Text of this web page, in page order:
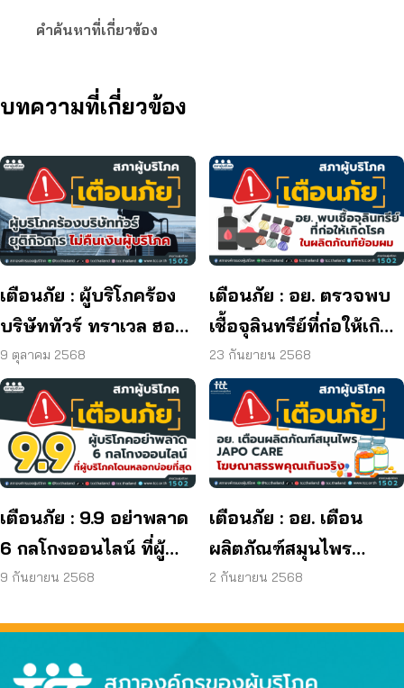
คำค้นหาที่เกี่ยวข้อง
บทความที่เกี่ยวข้อง
เตือนภัย : ผู้บริโภคร้อง
บริษัททัวร์ ทราเวล ฮอลิ
เดย์ ยุติกิจการ ไม่คืนเงิน
ผู้บริโภค
9 ตุลาคม 2568
เตือนภัย : อย. ตรวจพบ
เชื้อจุลินทรีย์ที่ก่อให้เกิด
โรค และพบแบคทีเรีย
ยีสต์ และรา เกิน
มาตรฐานกำหนด ใน
ผลิตภัณฑ์ย้อมผม
23 กันยายน 2568
เตือนภัย : 9.9 อย่าพลาด
6 กลโกงออนไลน์ ที่ผู้
บริโภคโดนหลอกบ่อย
9 กันยายน 2568
เตือนภัย : อย. เตือน
ผลิตภัณฑ์สมุนไพร
JAPO CARE โฆษณา
2 กันยายน 2568